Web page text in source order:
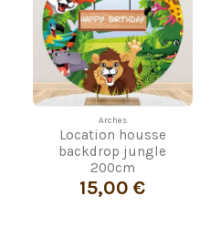
Arches
Location housse
backdrop jungle
200cm
15,00 €